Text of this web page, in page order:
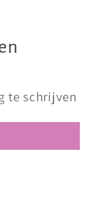
te schrijven